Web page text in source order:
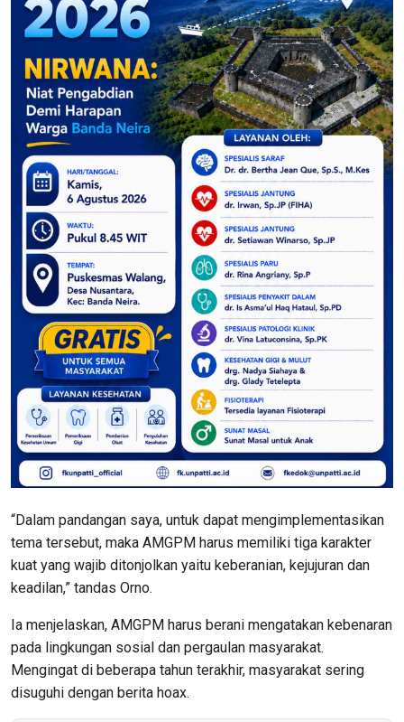
“Dalam pandangan saya, untuk dapat mengimplementasikan
tema tersebut, maka AMGPM harus memiliki tiga karakter
kuat yang wajib ditonjolkan yaitu keberanian, kejujuran dan
keadilan,” tandas Orno.
Ia menjelaskan, AMGPM harus berani mengatakan kebenaran
pada lingkungan sosial dan pergaulan masyarakat.
Mengingat di beberapa tahun terakhir, masyarakat sering
disuguhi dengan berita hoax.